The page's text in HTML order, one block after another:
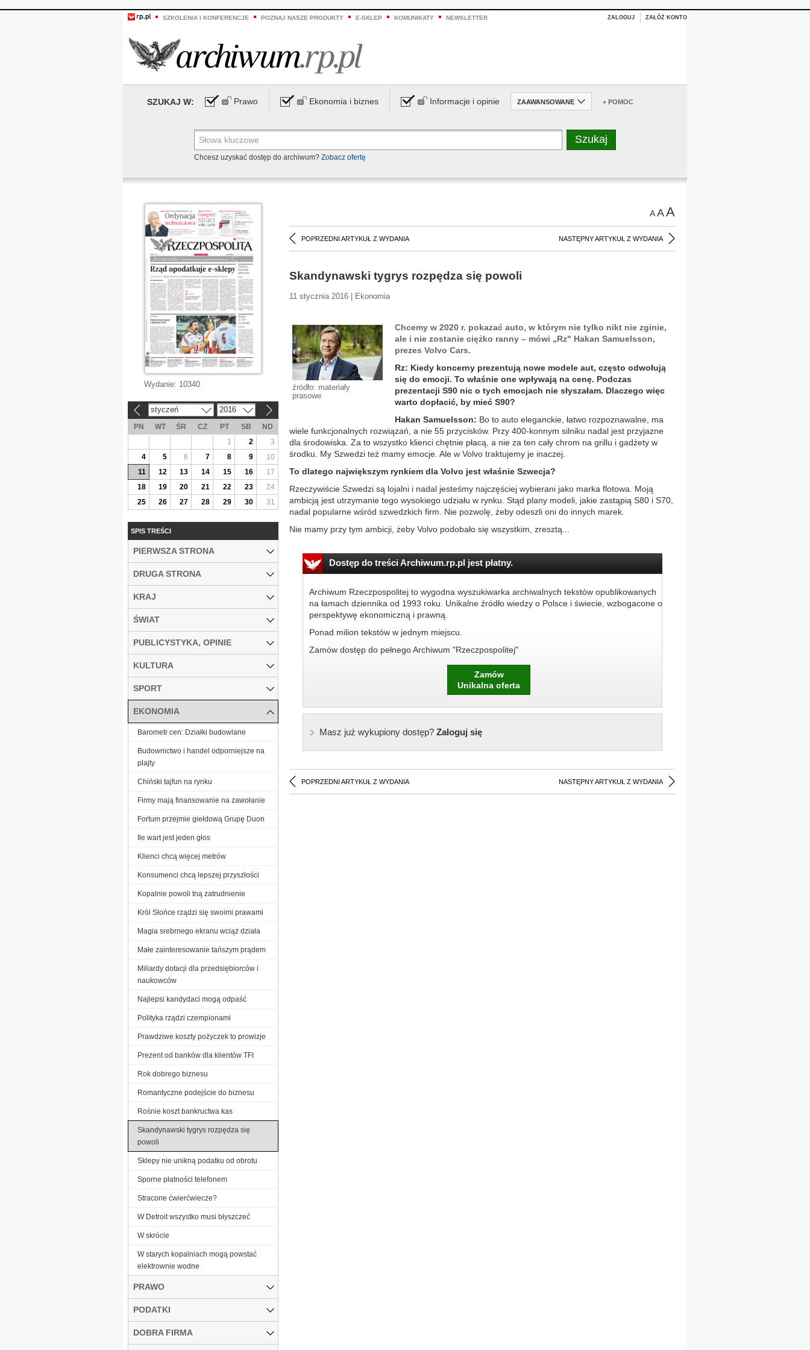
SZKOLENIA I KONFERENCJE POZNAJ NASZE PRODUKTY E-SKLEP KOMUNIKATY NEWSLETTER ZALOGUJ ZAŁÓŻ KONTO
SZUKAJ W: Prawo Ekonomia i biznes Informacje i opinie ZAAWANSOWANE + POMOC
Chcesz uzyskać dostęp do archiwum? Zobacz ofertę
AAA
POPRZEDNI ARTYKUŁ Z WYDANIA NASTĘPNY ARTYKUŁ Z WYDANIA
Skandynawski tygrys rozpędza się powoli
11 stycznia 2016 | Ekonomia
źródło: materiały
prasowe
Chcemy w 2020 r. pokazać auto, w którym nie tylko nikt nie zginie,
ale i nie zostanie ciężko ranny – mówi „Rz" Hakan Samuelsson,
prezes Volvo Cars.
Rz: Kiedy koncerny prezentują nowe modele aut, często odwołują
się do emocji. To właśnie one wpływają na cenę. Podczas
prezentacji S90 nic o tych emocjach nie słyszałam. Dlaczego więc
warto dopłacić, by mieć S90?
Hakan Samuelsson: Bo to auto eleganckie, łatwo rozpoznawalne, ma
wiele funkcjonalnych rozwiązań, a nie 55 przycisków. Przy 400-konnym silniku nadal jest przyjazne
dla środowiska. Za to wszystko klienci chętnie płacą, a nie za ten cały chrom na grillu i gadżety w
środku. My Szwedzi też mamy emocje. Ale w Volvo traktujemy je inaczej.
To dlatego największym rynkiem dla Volvo jest właśnie Szwecja?
Rzeczywiście Szwedzi są lojalni i nadal jesteśmy najczęściej wybierani jako marka flotowa. Moją
ambicją jest utrzymanie tego wysokiego udziału w rynku. Stąd plany modeli, jakie zastąpią S80 i S70,
nadal popularne wśród szwedzkich firm. Nie pozwolę, żeby odeszli oni do innych marek.
Nie mamy przy tym ambicji, żeby Volvo podobało się wszystkim, zresztą...
Dostęp do treści Archiwum.rp.pl jest płatny.
Archiwum Rzeczpospolitej to wygodna wyszukiwarka archiwalnych tekstów opublikowanych
na łamach dziennika od 1993 roku. Unikalne źródło wiedzy o Polsce i świecie, wzbogacone o
perspektywę ekonomiczną i prawną.
Ponad milion tekstów w jednym miejscu.
Zamów dostęp do pełnego Archiwum "Rzeczpospolitej"
Zamów
Unikalna oferta
Masz już wykupiony dostęp?Zaloguj się
POPRZEDNI ARTYKUŁ Z WYDANIA NASTĘPNY ARTYKUŁ Z WYDANIA
Wydanie: 10340
styczeń 2016
PN WT ŚR CZ PT SB
ND
1
2
3
4
5 6 7 8 9
10
11
12 13 14 15 16
17
18
19 20 21 22 23
24
25
26 27 28 29 30 31
SPIS TREŚCI
PIERWSZA STRONA
DRUGA STRONA
KRAJ
ŚWIAT
PUBLICYSTYKA, OPINIE
KULTURA
SPORT
EKONOMIA
Barometr cen: Działki budowlane
Budownictwo i handel odporniejsze na
plajty
Chiński tajfun na rynku
Firmy mają finansowanie na zawołanie
Fortum przejmie giełdową Grupę Duon
Ile wart jest jeden głos
Klienci chcą więcej metrów
Konsumenci chcą lepszej przyszłości
Kopalnie powoli tną zatrudnienie
Król Słońce rządzi się swoimi prawami
Magia srebrnego ekranu wciąż działa
Małe zainteresowanie tańszym prądem
Miliardy dotacji dla przedsiębiorców i
naukowców
Najlepsi kandydaci mogą odpaść
Polityka rządzi czempionami
Prawdziwe koszty pożyczek to prowizje
Prezent od banków dla klientów TFI
Rok dobrego biznesu
Romantyczne podejście do biznesu
Rośnie koszt bankructwa kas
Skandynawski tygrys rozpędza się
powoli
Sklepy nie unikną podatku od obrotu
Sporne płatności telefonem
Stracone ćwierćwiecze?
W Detroit wszystko musi błyszczeć
W skrócie
W starych kopalniach mogą powstać
elektrownie wodne
PRAWO
PODATKI
DOBRA FIRMA